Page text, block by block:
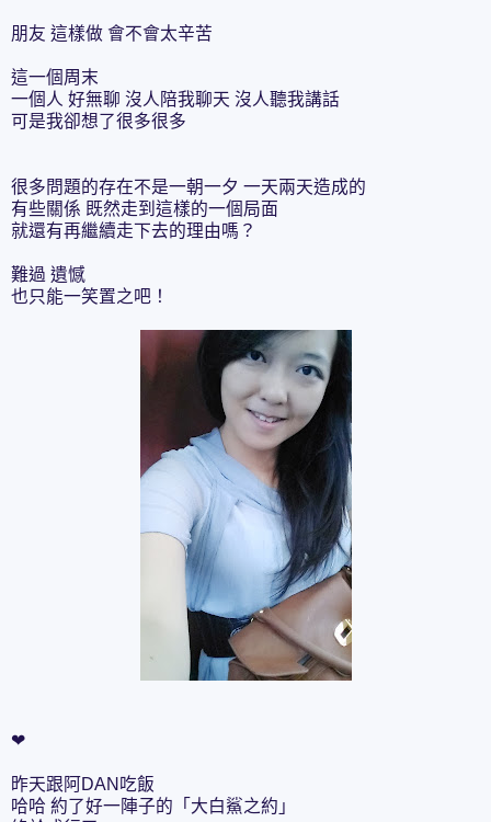
朋友 這樣做 會不會太辛苦
這一個周末
一個人 好無聊 沒人陪我聊天 沒人聽我講話
可是我卻想了很多很多
很多問題的存在不是一朝一夕 一天兩天造成的
有些關係 既然走到這樣的一個局面
就還有再繼續走下去的理由嗎？
難過 遺憾
也只能一笑置之吧！
❤
昨天跟阿DAN吃飯
哈哈 約了好一陣子的「大白鯊之約」